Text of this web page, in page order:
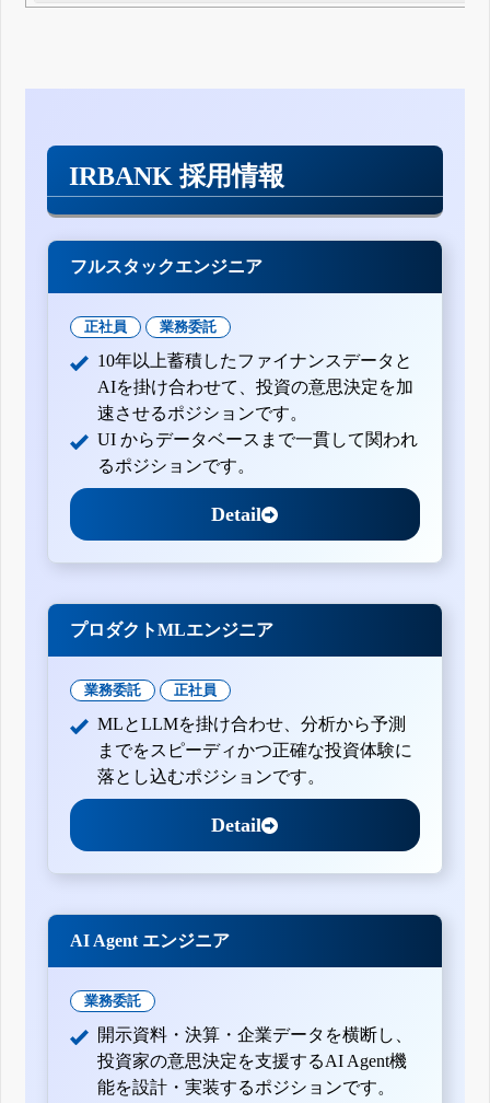
IRBANK 採用情報
フルスタックエンジニア
正社員 業務委託
10年以上蓄積したファイナンスデータと
AIを掛け合わせて、投資の意思決定を加
速させるポジションです。
UI からデータベースまで一貫して関われ
るポジションです。
Detail
プロダクトMLエンジニア
業務委託 正社員
MLとLLMを掛け合わせ、分析から予測
までをスピーディかつ正確な投資体験に
落とし込むポジションです。
Detail
AI Agent エンジニア
業務委託
開示資料・決算・企業データを横断し、
投資家の意思決定を支援するAI Agent機
能を設計・実装するポジションです。